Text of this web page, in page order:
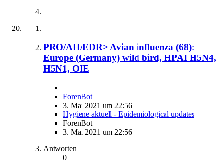
PRO/AH/EDR> Avian influenza (68):
Europe (Germany) wild bird, HPAI H5N4,
H5N1, OIE
ForenBot
3. Mai 2021 um 22:56
Hygiene aktuell - Epidemiological updates
ForenBot
3. Mai 2021 um 22:56
Antworten
0